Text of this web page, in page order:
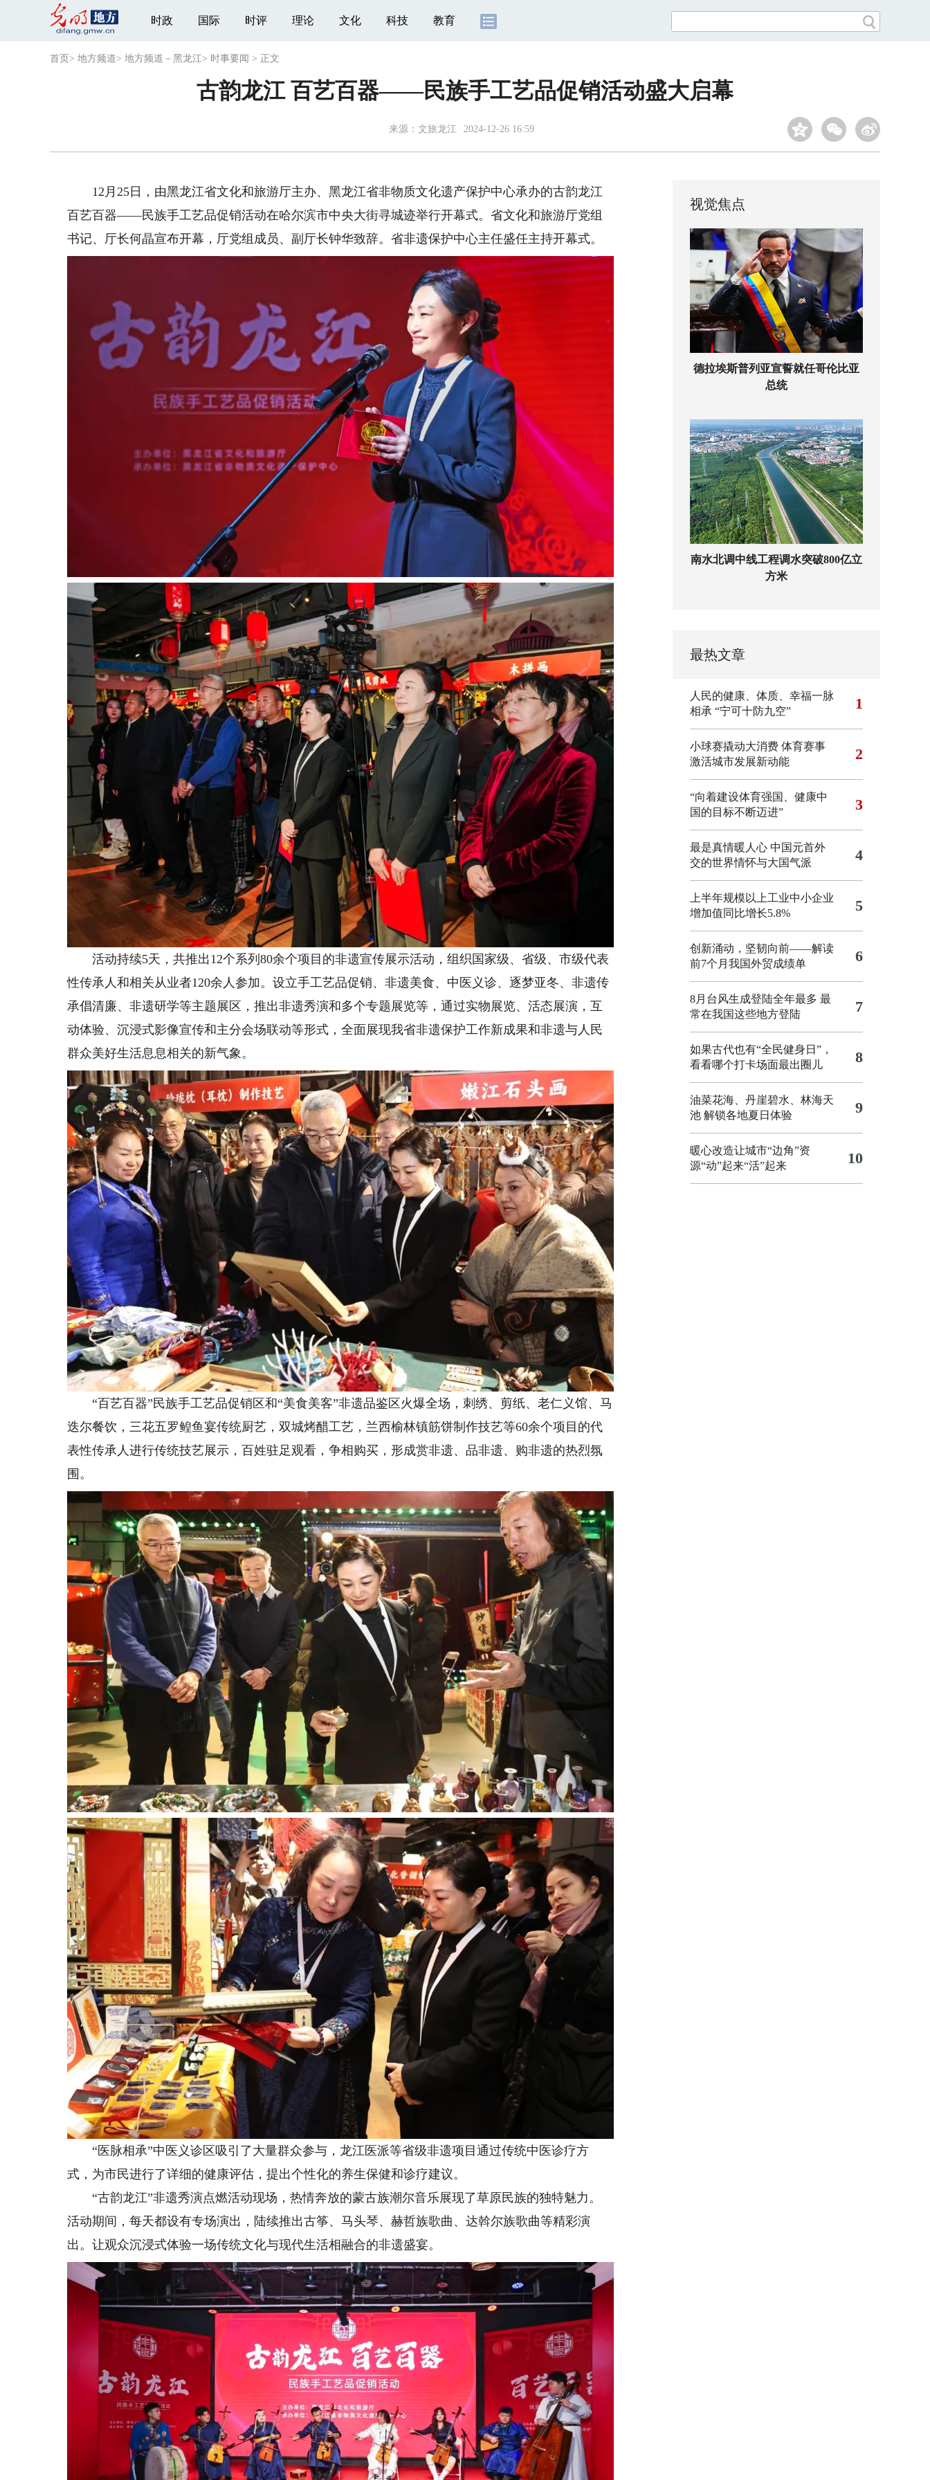
时政 国际 时评 理论 文化 科技 教育
首页 > 地方频道> 地方频道－黑龙江> 时事要闻 > 正文
古韵龙江 百艺百器——民族手工艺品促销活动盛大启幕
来源： 文旅龙江 2024-12-26 16:59
12月25日，由黑龙江省文化和旅游厅主办、黑龙江省非物质文化遗产保护中心承办的古韵龙江
百艺百器——民族手工艺品促销活动在哈尔滨市中央大街寻城迹举行开幕式。省文化和旅游厅党组
书记、厅长何晶宣布开幕，厅党组成员、副厅长钟华致辞。省非遗保护中心主任盛任主持开幕式。
活动持续5天，共推出12个系列80余个项目的非遗宣传展示活动，组织国家级、省级、市级代表
性传承人和相关从业者120余人参加。设立手工艺品促销、非遗美食、中医义诊、逐梦亚冬、非遗传
承倡清廉、非遗研学等主题展区，推出非遗秀演和多个专题展览等，通过实物展览、活态展演，互
动体验、沉浸式影像宣传和主分会场联动等形式，全面展现我省非遗保护工作新成果和非遗与人民
群众美好生活息息相关的新气象。
“百艺百器”民族手工艺品促销区和“美食美客”非遗品鉴区火爆全场，刺绣、剪纸、老仁义馆、马
迭尔餐饮，三花五罗鳇鱼宴传统厨艺，双城烤醋工艺，兰西榆林镇筋饼制作技艺等60余个项目的代
表性传承人进行传统技艺展示，百姓驻足观看，争相购买，形成赏非遗、品非遗、购非遗的热烈氛
围。
“医脉相承”中医义诊区吸引了大量群众参与，龙江医派等省级非遗项目通过传统中医诊疗方
式，为市民进行了详细的健康评估，提出个性化的养生保健和诊疗建议。
“古韵龙江”非遗秀演点燃活动现场，热情奔放的蒙古族潮尔音乐展现了草原民族的独特魅力。
活动期间，每天都设有专场演出，陆续推出古筝、马头琴、赫哲族歌曲、达斡尔族歌曲等精彩演
出。让观众沉浸式体验一场传统文化与现代生活相融合的非遗盛宴。
视觉焦点
德拉埃斯普列亚宣誓就任哥伦比亚
总统
南水北调中线工程调水突破800亿立
方米
最热文章
人民的健康、体质、幸福一脉
相承 “宁可十防九空” 1
小球赛撬动大消费 体育赛事
激活城市发展新动能
2
“向着建设体育强国、健康中
国的目标不断迈进”
3
最是真情暖人心 中国元首外
交的世界情怀与大国气派
4
上半年规模以上工业中小企业
增加值同比增长5.8%
5
创新涌动，坚韧向前——解读
前7个月我国外贸成绩单
6
8月台风生成登陆全年最多 最
常在我国这些地方登陆
7
如果古代也有“全民健身日”，
看看哪个打卡场面最出圈儿
8
油菜花海、丹崖碧水、林海天
池 解锁各地夏日体验
9
暖心改造让城市“边角”资
源“动”起来“活”起来
10